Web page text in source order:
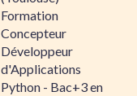
Formation
Concepteur
Développeur
d'Applications
Python - Bac+3 en